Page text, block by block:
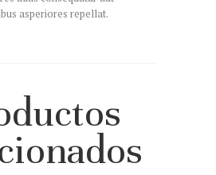
asperiores repellat.